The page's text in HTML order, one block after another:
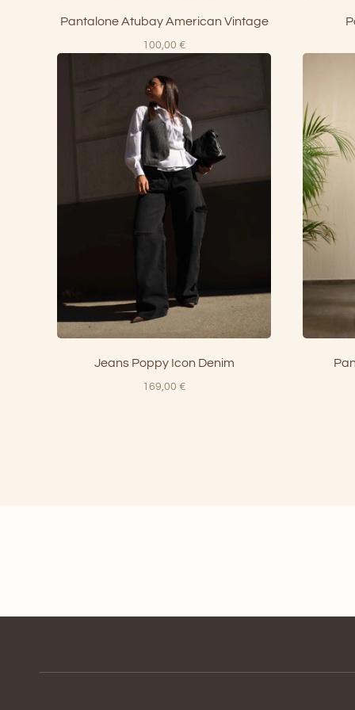
Pantalone Atubay American Vintage
100,00 €
Jeans Poppy Icon Denim
169,00 €